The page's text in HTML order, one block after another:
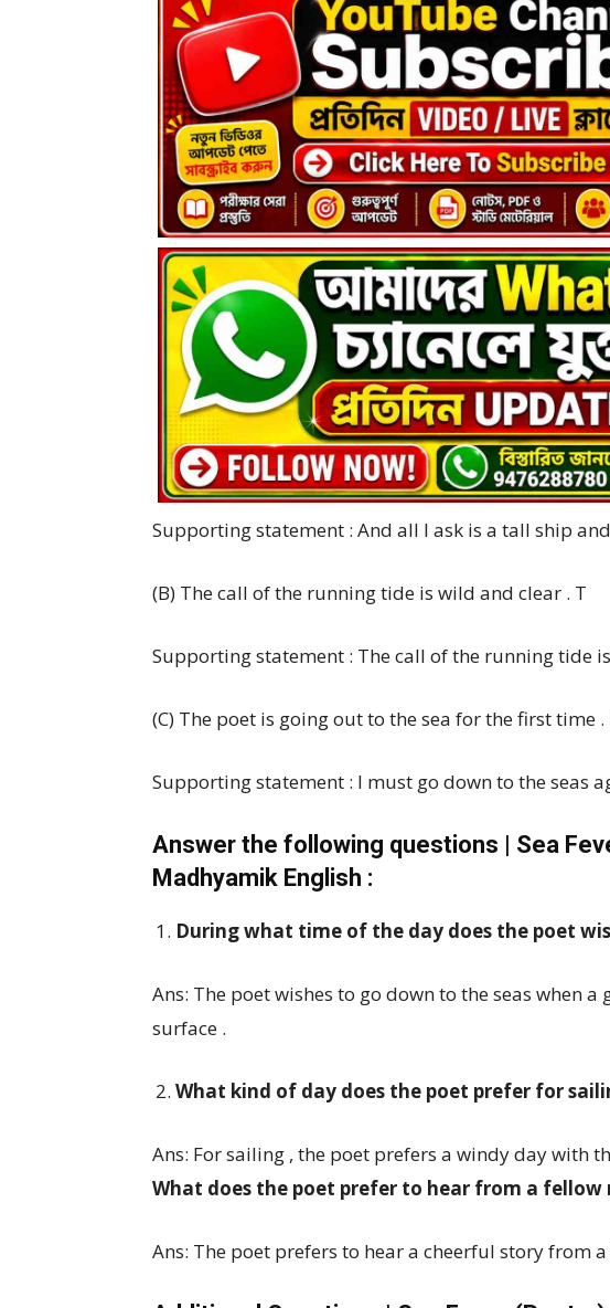
Supporting statement : And all I ask is a tall ship
(B) The call of the running tide is wild and clear . T
Supporting statement : The call of the running tide
(C) The poet is going out to the sea for the first time .
Supporting statement : I must go down to the seas
Answer the following questions | Sea
Madhyamik English :
During what time of the day does the poet
Ans: The poet wishes to go down to the seas when
surface .
What kind of day does the poet prefer for
Ans: For sailing , the poet prefers a windy day with
What does the poet prefer to hear from a fellow
Ans: The poet prefers to hear a cheerful story from